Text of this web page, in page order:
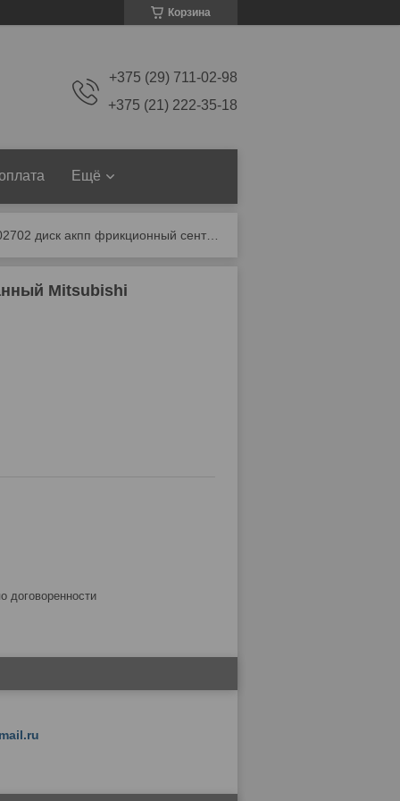
Корзина
+375 (29) 711-02-98
+375 (21) 222-35-18
Ещё
9132402702 диск акпп фрикционный сентированный mitsubishi
Mitsubishi
договоренности